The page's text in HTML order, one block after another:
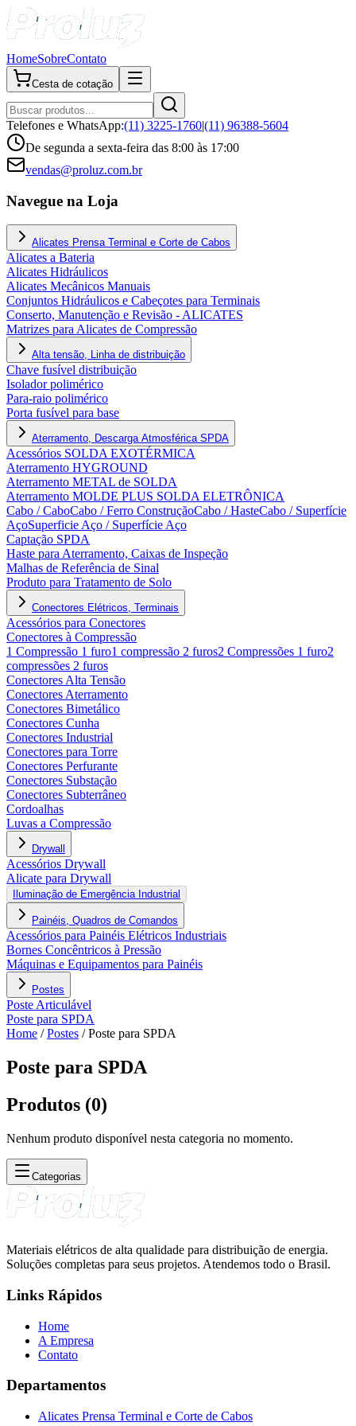
HomeSobreContato
Cesta de cotação
Telefones e WhatsApp:(11) 3225-1760|(11) 96388-5604
De segunda a sexta-feira das 8:00 às 17:00
vendas@proluz.com.br
Navegue na Loja
Alicates Prensa Terminal e Corte de Cabos
Alicates a Bateria
Alicates Hidráulicos
Alicates Mecânicos Manuais
Conjuntos Hidráulicos e Cabeçotes para Terminais
Conserto, Manutenção e Revisão - ALICATES
Matrizes para Alicates de Compressão
Alta tensão, Linha de distribuição
Chave fusível distribuição
Isolador polimérico
Para-raio polimérico
Porta fusível para base
Aterramento, Descarga Atmosférica SPDA
Acessórios SOLDA EXOTÉRMICA
Aterramento HYGROUND
Aterramento METAL de SOLDA
Aterramento MOLDE PLUS SOLDA ELETRÔNICA
Cabo / CaboCabo / Ferro ConstruçãoCabo / HasteCabo / Superfície
AçoSuperficie Aço / Superfície Aço
Captação SPDA
Haste para Aterramento, Caixas de Inspeção
Malhas de Referência de Sinal
Produto para Tratamento de Solo
Conectores Elétricos, Terminais
Acessórios para Conectores
Conectores à Compressão
1 Compressão 1 furo1 compressão 2 furos2 Compressões 1 furo2
compressões 2 furos
Conectores Alta Tensão
Conectores Aterramento
Conectores Bimetálico
Conectores Cunha
Conectores Industrial
Conectores para Torre
Conectores Perfurante
Conectores Substação
Conectores Subterrâneo
Cordoalhas
Luvas a Compressão
Drywall
Acessórios Drywall
Alicate para Drywall
Iluminação de Emergência Industrial
Painéis, Quadros de Comandos
Acessórios para Painéis Elétricos Industriais
Bornes Concêntricos à Pressão
Máquinas e Equipamentos para Painéis
Postes
Poste Articulável
Poste para SPDA
Home /Postes /Poste para SPDA
Poste para SPDA
Produtos (0)
Nenhum produto disponível nesta categoria no momento.
Categorias
Materiais elétricos de alta qualidade para distribuição de energia.
Soluções completas para seus projetos. Atendemos todo o Brasil.
Links Rápidos
Home
A Empresa
Contato
Departamentos
Alicates Prensa Terminal e Corte de Cabos